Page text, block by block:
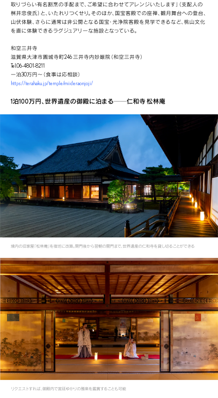
取りづらい有名割烹の手配まで、ご希望に合わせてアレンジいたします」（支配人の
桝井忠俊氏）と、いたれりつくせり。そのほか、国宝客殿での座禅、観月舞台への登台、
山伏体験、さらに通常は非公開となる国宝・光浄院客殿を見学できるなど、桃山文化
を直に体験できるラグジュアリーな施設となっている。
和空三井寺
滋賀県大津市園城寺町246 三井寺内妙厳院（和空三井寺）
Tel.06-4801-8211
一泊30万円～（食事は応相談）
https://terahaku.jp/temple/miideraonjoji/
1泊100万円、世界遺産の御殿に泊まる──仁和寺 松林庵
境内の旧家屋「松林庵」を宿坊に改築。閉門後から翌朝の開門まで、世界遺産の仁和寺を貸し切ることができる
リクエストすれば、御殿内で宮廷ゆかりの雅楽を鑑賞することも可能